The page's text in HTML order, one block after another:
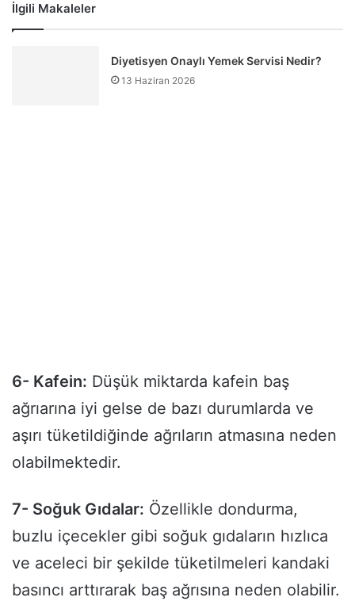
İlgili Makaleler
Diyetisyen Onaylı Yemek Servisi Nedir?
13 Haziran 2026
6- Kafein: Düşük miktarda kafein baş
ağrıarına iyi gelse de bazı durumlarda ve
aşırı tüketildiğinde ağrıların atmasına neden
olabilmektedir.
7- Soğuk Gıdalar: Özellikle dondurma,
buzlu içecekler gibi soğuk gıdaların hızlıca
ve aceleci bir şekilde tüketilmeleri kandaki
basıncı arttırarak baş ağrısına neden olabilir.